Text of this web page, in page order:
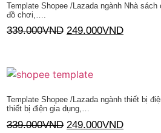
Template Shopee /Lazada ngành Nhà
đồ chơi,….
339.000VND 249.000VND
Template Shopee /Lazada ngành thiết bị
thiết bị điện gia dụng,…
339.000VND 249.000VND